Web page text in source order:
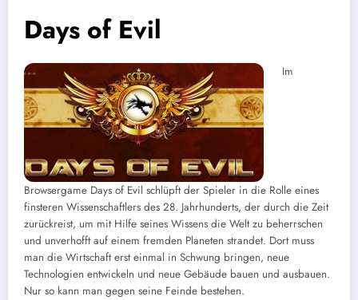
Days of Evil
Im
Browsergame Days of Evil schlüpft der Spieler in die Rolle eines
finsteren Wissenschaftlers des 28. Jahrhunderts, der durch die Zeit
zurückreist, um mit Hilfe seines Wissens die Welt zu beherrschen
und unverhofft auf einem fremden Planeten strandet. Dort muss
man die Wirtschaft erst einmal in Schwung bringen, neue
Technologien entwickeln und neue Gebäude bauen und ausbauen.
Nur so kann man gegen seine Feinde bestehen.